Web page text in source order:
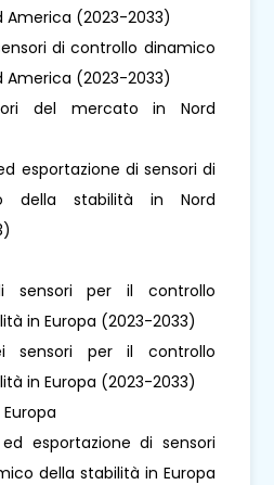
America (2023-2033)
di controllo dinamico
America (2023-2033)
del mercato in Nord
esportazione di sensori di
della stabilità in Nord
sensori per il controllo
in Europa (2023-2033)
sensori per il controllo
in Europa (2023-2033)
esportazione di sensori
della stabilità in Europa